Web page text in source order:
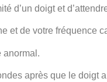
d’un doigt et
et de votre fréquence
anormal.
après que le doigt